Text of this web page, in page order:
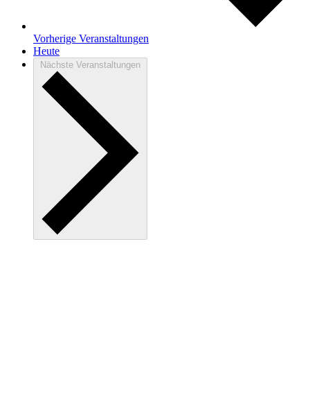
Vorherige Veranstaltungen
Heute
Nächste Veranstaltungen